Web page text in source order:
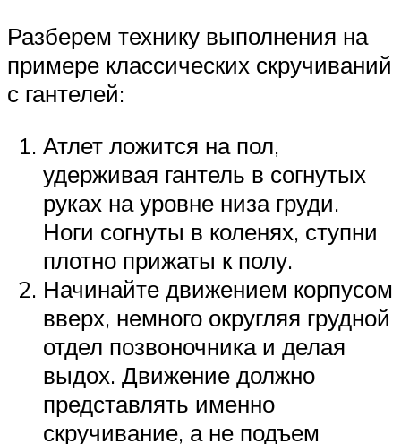
Разберем технику выполнения на
примере классических скручиваний
с гантелей:
Атлет ложится на пол,
удерживая гантель в согнутых
руках на уровне низа груди.
Ноги согнуты в коленях, ступни
плотно прижаты к полу.
Начинайте движением корпусом
вверх, немного округляя грудной
отдел позвоночника и делая
выдох. Движение должно
представлять именно
скручивание, а не подъем